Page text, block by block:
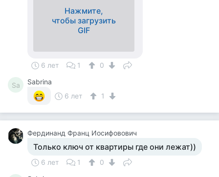
Нажмите,
чтобы загрузить
GIF
6 лет 1 0
Sa
Sabrina
6 лет
1
Фердинанд Франц Иосифовович
Только ключ от квартиры где они лежат))
6 лет 1 0